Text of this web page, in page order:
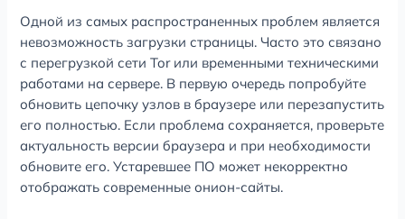
Одной из самых распространенных проблем является
невозможность загрузки страницы. Часто это связано
с перегрузкой сети Tor или временными техническими
работами на сервере. В первую очередь попробуйте
обновить цепочку узлов в браузере или перезапустить
его полностью. Если проблема сохраняется, проверьте
актуальность версии браузера и при необходимости
обновите его. Устаревшее ПО может некорректно
отображать современные онион-сайты.